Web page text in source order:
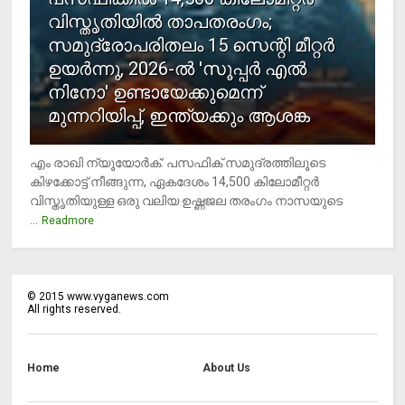
വിസ്തൃതിയില്‍ താപതരംഗം;
സമുദ്രോപരിതലം 15 സെന്റി മീറ്റര്‍
ഉയര്‍ന്നു, 2026-ല്‍ 'സൂപ്പര്‍ എല്‍
നിനോ' ഉണ്ടായേക്കുമെന്ന്
മുന്നറിയിപ്പ്, ഇന്ത്യക്കും ആശങ്ക
എം രാഖി ന്യൂയോര്‍ക്: പസഫിക് സമുദ്രത്തിലൂടെ
കിഴക്കോട്ട് നീങ്ങുന്ന, ഏകദേശം 14,500 കിലോമീറ്റര്‍
വിസ്തൃതിയുള്ള ഒരു വലിയ ഉഷ്ണജല തരംഗം നാസയുടെ
Readmore
© 2015 www.vyganews.com
All rights reserved.
Home About Us